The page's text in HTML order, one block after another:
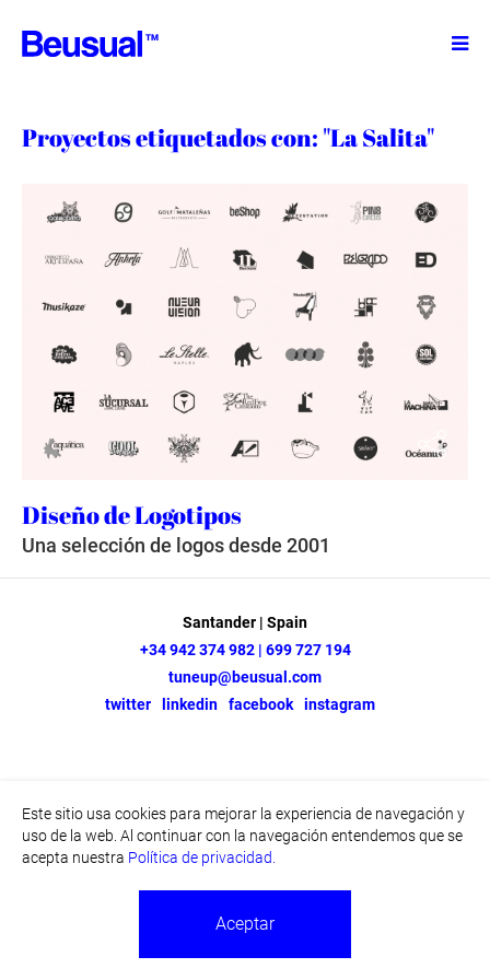
TM
Este sitio usa cookies para mejorar la experiencia de navegación y
uso de la web. Al continuar con la navegación entendemos que se
acepta nuestra Política de privacidad.
Aceptar
Proyectos etiquetados con: "La Salita"
Diseño de Logotipos
Una selección de logos desde 2001
Santander | Spain
+34 942 374 982 | 699 727 194
tuneup@beusual.com
twitter
linkedin facebook instagram